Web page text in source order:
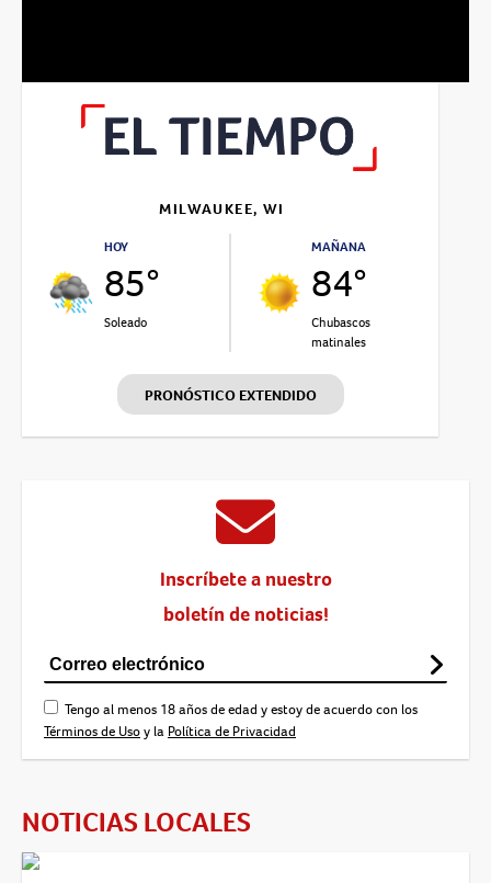
MILWAUKEE, WI
HOY
85°
Soleado
MAÑANA
84°
Chubascos
matinales
PRONÓSTICO EXTENDIDO
Inscríbete a nuestro
boletín de noticias!
Tengo al menos 18 años de edad y estoy de acuerdo con los
Términos de Usoy la Política de Privacidad
NOTICIAS LOCALES